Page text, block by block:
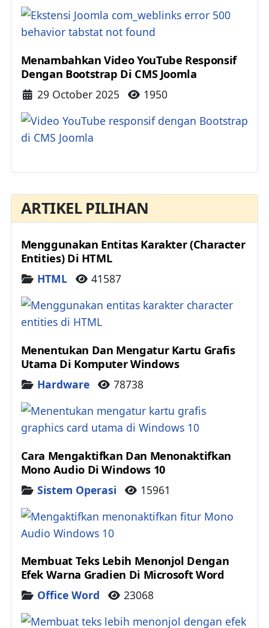
ARTIKEL PILIHAN
Menggunakan Entitas Karakter (Character
Entities) Di HTML
Details
HTML 41587
Menentukan Dan Mengatur Kartu Grafis
Utama Di Komputer Windows
Details
Hardware 78738
Cara Mengaktifkan Dan Menonaktifkan
Mono Audio Di Windows 10
Details
Sistem Operasi 15961
Membuat Teks Lebih Menonjol Dengan
Efek Warna Gradien Di Microsoft Word
DetailsOffice Word 23068
Menambahkan Video YouTube Responsif
Dengan Bootstrap Di CMS Joomla
Details
29 October 2025 1950